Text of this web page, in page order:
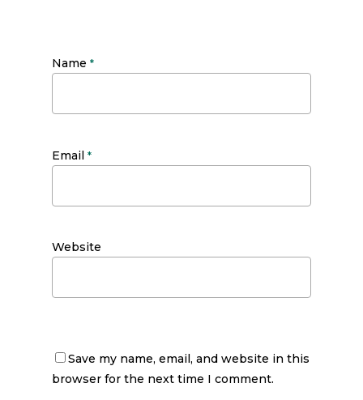
Name *
Email *
Website
Save my name, email, and website in this
browser for the next time I comment.